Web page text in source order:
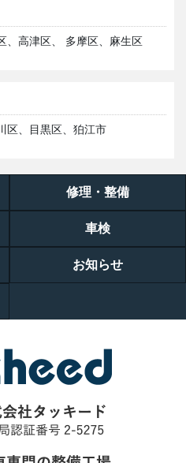
、高津区、 多摩区、麻生区
区、目黒区、狛江市
修理・整備
車検
お知らせ